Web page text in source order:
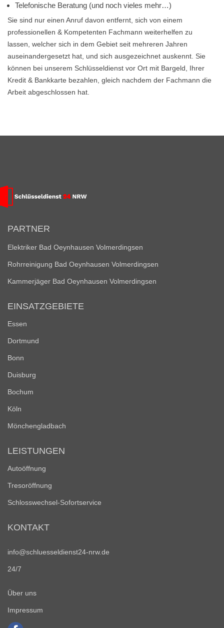
Telefonische Beratung (und noch vieles mehr…)
Sie sind nur einen Anruf davon entfernt, sich von einem
professionellen & Kompetenten Fachmann weiterhelfen zu
lassen, welcher sich in dem Gebiet seit mehreren Jahren
auseinandergesetzt hat, und sich ausgezeichnet auskennt. Sie
können bei unserem Schlüsseldienst vor Ort mit Bargeld, Ihrer
Kredit & Bankkarte bezahlen, gleich nachdem der Fachmann die
Arbeit abgeschlossen hat.
PARTNER
Elektriker Bad Oeynhausen Volmerdingsen
Rohrreinigung Bad Oeynhausen Volmerdingsen
Kammerjäger Bad Oeynhausen Volmerdingsen
EINSATZGEBIETE
Essen
Dortmund
Bonn
Duisburg
Bochum
Köln
Mönchengladbach
LEISTUNGEN
Autoöffnung
Tresoröffnung
Schlosswechsel-Sofortservice
KONTAKT
info@schluesseldienst24-nrw.de
24/7
Über uns
Impressum